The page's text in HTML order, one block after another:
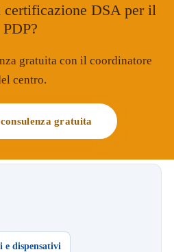
DSA per il
PDP?
gratuita con il coordinatore
centro.
gratuita
e dispensativi